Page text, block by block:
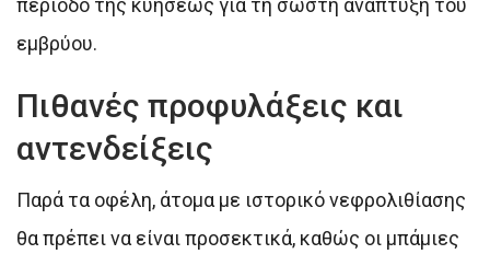
εμβρύου.
Πιθανές προφυλάξεις και
αντενδείξεις
Παρά τα οφέλη, άτομα με ιστορικό νεφρολιθίασης
θα πρέπει να είναι προσεκτικά, καθώς οι μπάμιες